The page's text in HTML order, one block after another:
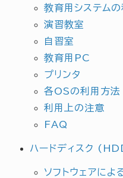
教育用システム
演習教室
自習室
教育用PC
プリンタ
各OSの利用方法
利用上の注意
FAQ
ハードディスク
ソフトウェアによ